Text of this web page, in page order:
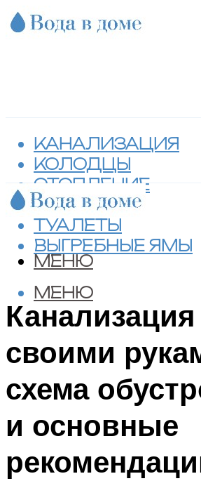
КАНАЛИЗАЦИЯ
КОЛОДЦЫ
ОТОПЛЕНИЕ
СЕПТИКИ
ТУАЛЕТЫ
ВЫГРЕБНЫЕ ЯМЫ
МЕНЮ
МЕНЮ
своими
схема
и основные